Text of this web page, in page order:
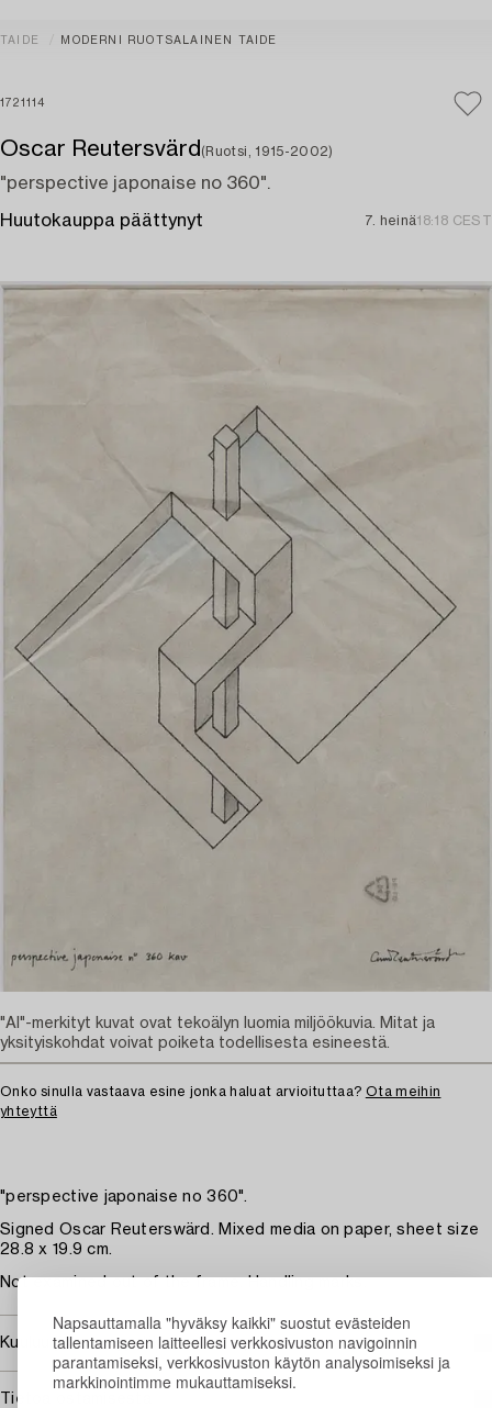
Napsauttamalla "hyväksy kaikki" suostut evästeiden
tallentamiseen laitteellesi verkkosivuston navigoinnin
parantamiseksi, verkkosivuston käytön analysoimiseksi ja
markkinointimme mukauttamiseksi.
TAIDE MODERNI RUOTSALAINEN TAIDE
1721114
Oscar Reutersvärd (Ruotsi, 1915-2002)
"perspective japonaise no 360".
Huutokauppa päättynyt 7. heinä18:18 CEST
Onko sinulla vastaava esine jonka haluat arvioituttaa? Ota meihin
yhteyttä
"perspective japonaise no 360".
Signed Oscar Reuterswärd. Mixed media on paper, sheet size
28.8 x 19.9 cm.
Not examined out of the frame. Handling marks.
Kuuluu jälleenmyyntikorvauksen piiriin
Tietoa ostamisesta
"AI"-merkityt kuvat ovat tekoälyn luomia miljöökuvia. Mitat ja
yksityiskohdat voivat poiketa todellisesta esineestä.